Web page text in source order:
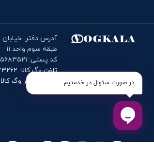
طبقه سوم واحد ۱۱
کد پستی: ۱۹۸۵۶۸۳۵۲۱
تلفن وگ کالا: ۲۶۳۷۳۲۶۲-۰۲۱ , ۲۶۳۷۳۲۶۴-۰۲۱
موبایل دفتر وگ کالا: در صورت سئوال در خدمتیم . . .